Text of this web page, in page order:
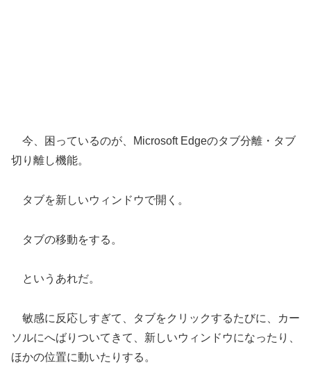
今、困っているのが、Microsoft Edgeのタブ分離・タブ
切り離し機能。
タブを新しいウィンドウで開く。
タブの移動をする。
というあれだ。
敏感に反応しすぎて、タブをクリックするたびに、カー
ソルにへばりついてきて、新しいウィンドウになったり、
ほかの位置に動いたりする。